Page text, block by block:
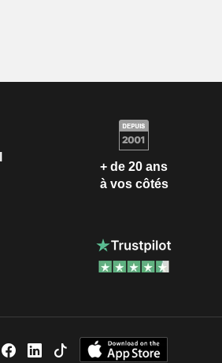
+ de 20 ans
à vos côtés